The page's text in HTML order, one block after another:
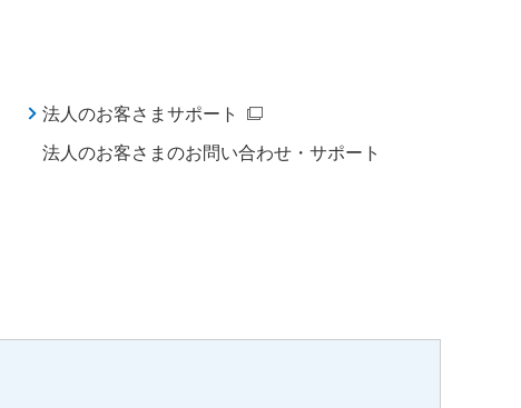
法人のお客さまサポート
法人のお客さまのお問い合わせ・サポート